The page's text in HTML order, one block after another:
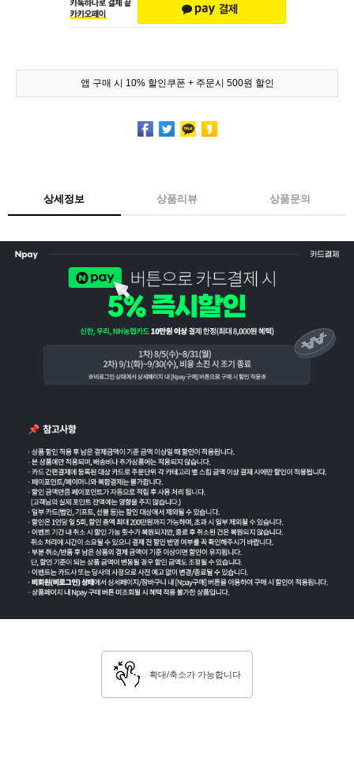
앱 구매 시 10% 할인쿠폰 + 주문시 500원 할인
상세정보 상품리뷰 상품문의
확대/축소가 가능합니다